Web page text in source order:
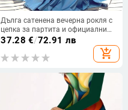
Дълга сатенена вечерна рокля с
цепка за партита и официални
събития
37.28 €/72.91 лв
add_shopping_cart